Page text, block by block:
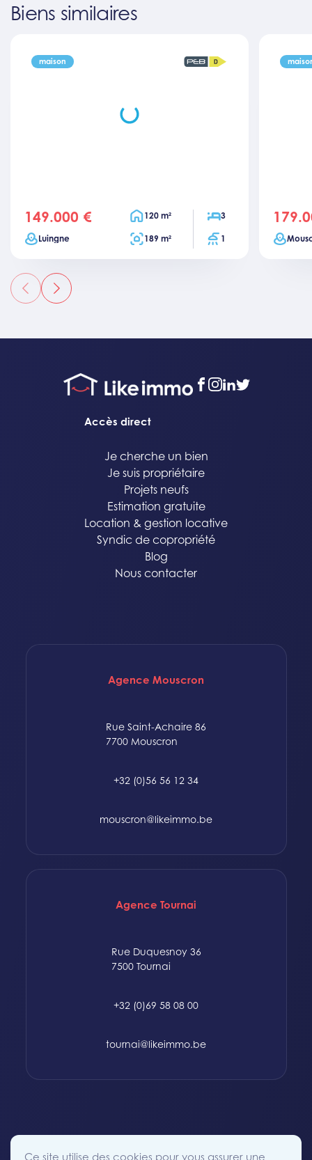
Biens similaires
maison
price
149.000 € Surface habitable
120 m² Chambres
3
VilleLuingne Surface totale
189 m² Salles de bain
1
price
Ville
précédent
suivant
facebook
instagram
linkedin
twitter
Accès direct
Je cherche un bien
Je suis propriétaire
Projets neufs
Estimation gratuite
Location & gestion locative
Syndic de copropriété
Blog
Nous contacter
Agence Mouscron
Rue Saint-Achaire 86
7700 Mouscron
+32 (0)56 56 12 34
mouscron@likeimmo.be
Agence Tournai
Rue Duquesnoy 36
7500 Tournai
+32 (0)69 58 08 00
tournai@likeimmo.be
Ce site utilise des cookies pour vous assurer une